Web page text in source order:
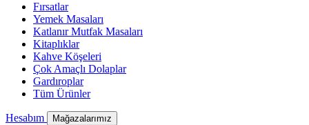
Fırsatlar
Yemek Masaları
Katlanır Mutfak Masaları
Kitaplıklar
Kahve Köşeleri
Çok Amaçlı Dolaplar
Gardıroplar
Tüm Ürünler
Hesabım Mağazalarımız